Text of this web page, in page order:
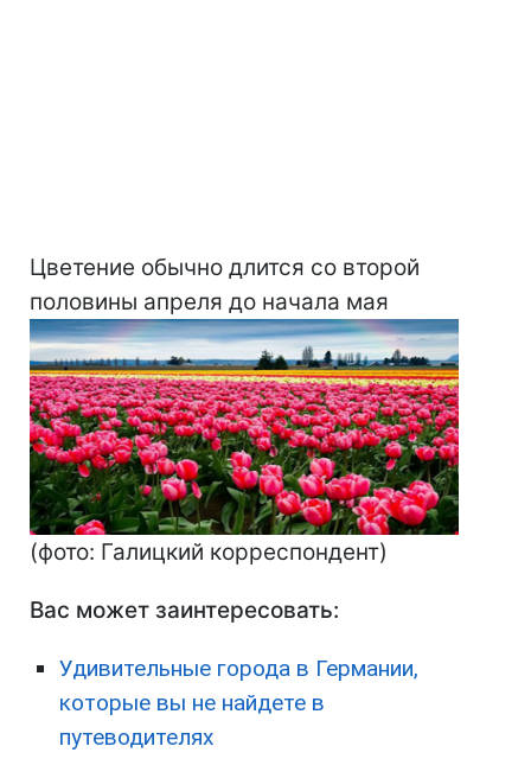
Цветение обычно длится со второй
половины апреля до начала мая
(фото: Галицкий корреспондент)
Вас может заинтересовать:
Удивительные города в Германии,
которые вы не найдете в
путеводителях